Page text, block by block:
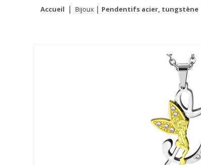
Accueil Bijoux Pendentifs acier, tungstène